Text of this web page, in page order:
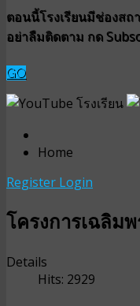
ตอนนี้โรงเรียนมีช่องสถ
อย่าลืมติดตาม กด
GO
Home
Register Login
โครงการเฉลิม
Details
Hits: 2929